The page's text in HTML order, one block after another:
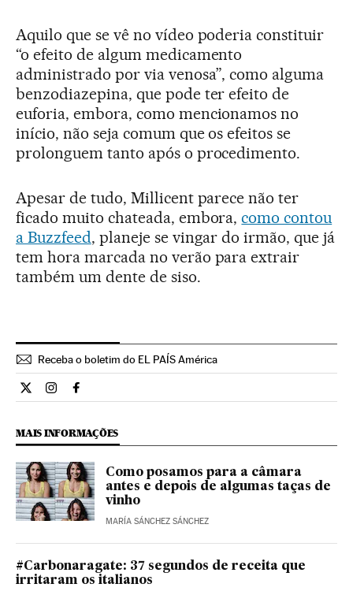
Aquilo que se vê no vídeo poderia constituir
“o efeito de algum medicamento
administrado por via venosa”, como alguma
benzodiazepina, que pode ter efeito de
euforia, embora, como mencionamos no
início, não seja comum que os efeitos se
prolonguem tanto após o procedimento.
Apesar de tudo, Millicent parece não ter
ficado muito chateada, embora,como contou
a Buzzfeed, planeje se vingar do irmão, que já
tem hora marcada no verão para extrair
também um dente de siso.
Receba o boletim do EL PAÍS América
Estilo El País Brasil en Twitter
Estilo El País Brasil en Instagram
Estilo El País Brasil en Facebook
MAIS INFORMAÇÕES
Como posamos para a câmara
antes e depois de algumas taças de
vinho
MARÍA SÁNCHEZ SÁNCHEZ
#Carbonaragate: 37 segundos de receita que
irritaram os italianos